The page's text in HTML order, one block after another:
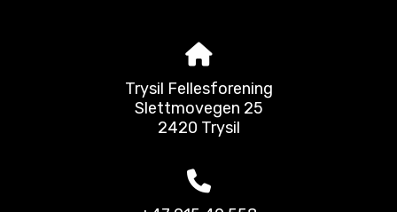
Trysil Fellesforening
Slettmovegen 25
2420 Trysil